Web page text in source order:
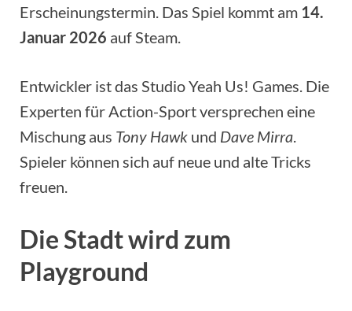
Erscheinungstermin. Das Spiel kommt am 14.
Januar 2026 auf Steam.
Entwickler ist das Studio Yeah Us! Games. Die
Experten für Action-Sport versprechen eine
Mischung aus Tony Hawk und Dave Mirra.
Spieler können sich auf neue und alte Tricks
freuen.
Die Stadt wird zum
Playground